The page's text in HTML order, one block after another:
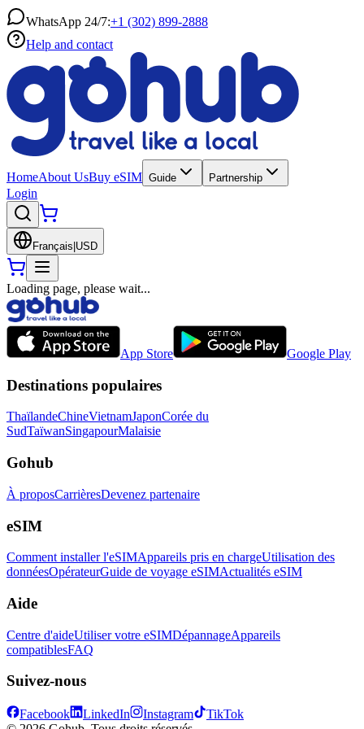
WhatsApp 24/7:+1 (302) 899-2888
Help and contact
HomeAbout UsBuy eSIM Guide Partnership
Login
Français USD
Loading page, please wait...
App Store Google Play
Destinations populaires
ThaïlandeChineVietnamJaponCorée du
SudTaïwanSingapourMalaisie
Gohub
À proposCarrièresDevenez partenaire
eSIM
Comment installer l'eSIMAppareils pris en chargeUtilisation des
donnéesOpérateurGuide de voyage eSIMActualités eSIM
Aide
Centre d'aideUtiliser votre eSIMDépannageAppareils
compatiblesFAQ
Suivez-nous
Facebook LinkedIn Instagram
TikTok